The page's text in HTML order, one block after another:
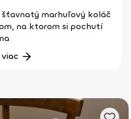
šťavnatý marhuľový koláč
na ktorom si pochutí